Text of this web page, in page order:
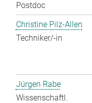
Postdoc
Christine Pilz-Allen
Techniker/-in
Jürgen Rabe
Wissenschaftl.